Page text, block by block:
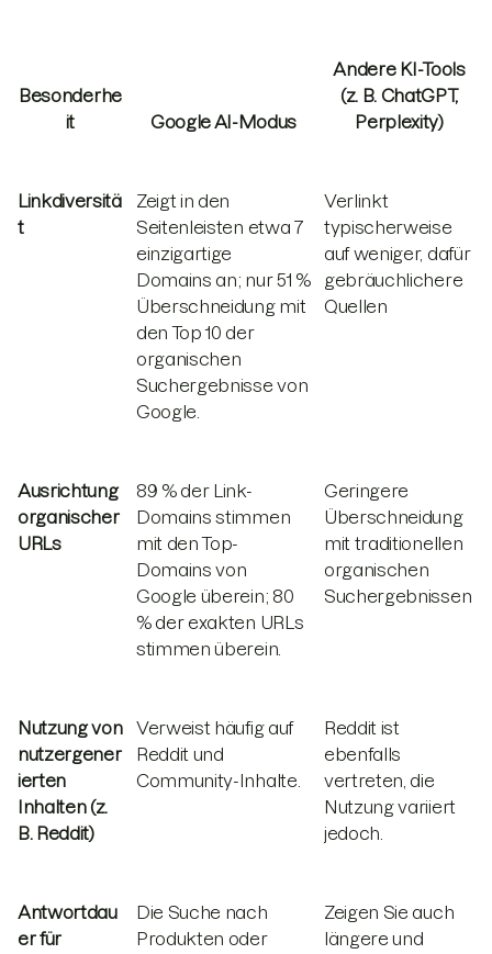
Besonderhe
it
Google AI-Modus
Andere KI-Tools
(z. B. ChatGPT,
Perplexity)
Linkdiversitä
t
Zeigt in den
Seitenleisten etwa 7
einzigartige
Domains an; nur 51 %
Überschneidung mit
den Top 10 der
organischen
Suchergebnisse von
Google.
Verlinkt
typischerweise
auf weniger, dafür
gebräuchlichere
Quellen
Ausrichtung
organischer
URLs
89 % der Link-
Domains stimmen
mit den Top-
Domains von
Google überein; 80
% der exakten URLs
stimmen überein.
Geringere
Überschneidung
mit traditionellen
organischen
Suchergebnissen
Nutzung von
nutzergener
ierten
Inhalten (z.
B. Reddit)
Verweist häufig auf
Reddit und
Community-Inhalte.
Reddit ist
ebenfalls
vertreten, die
Nutzung variiert
jedoch.
Antwortdau
er für
Die Suche nach
Produkten oder
Zeigen Sie auch
längere und